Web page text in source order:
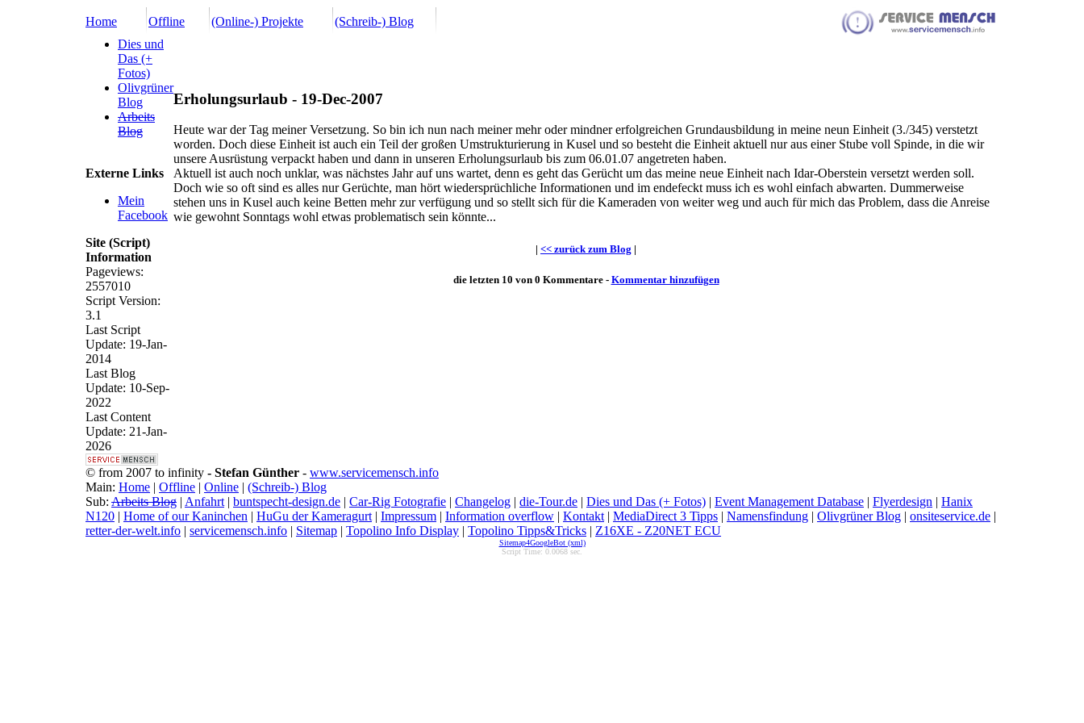
Home Offline (Online-) Projekte
(Schreib-) Blog
Dies und
Das (+
Fotos)
Olivgrüner
Blog
Arbeits
Blog
Externe Links
Mein
Facebook
Site (Script)
Information
Pageviews:
2557010
Script Version:
3.1
Last Script
Update: 19-Jan-
2014
Last Blog
Update: 10-Sep-
2022
Last Content
Update: 21-Jan-
2026
Erholungsurlaub - 19-Dec-2007
Heute war der Tag meiner Versetzung. So bin ich nun nach meiner mehr oder mindner erfolgreichen Grundausbildung in meine neun Einheit (3./345) verstetzt
worden. Doch diese Einheit ist auch ein Teil der großen Umstrukturierung in Kusel und so besteht die Einheit aktuell nur aus einer Stube voll Spinde, in die wir
unsere Ausrüstung verpackt haben und dann in unseren Erholungsurlaub bis zum 06.01.07 angetreten haben.
Aktuell ist auch noch unklar, was nächstes Jahr auf uns wartet, denn es geht das Gerücht um das meine neue Einheit nach Idar-Oberstein versetzt werden soll.
Doch wie so oft sind es alles nur Gerüchte, man hört wiedersprüchliche Informationen und im endefeckt muss ich es wohl einfach abwarten. Dummerweise
stehen uns in Kusel auch keine Betten mehr zur verfügung und so stellt sich für die Kameraden von weiter weg und auch für mich das Problem, dass die Anreise
wie gewohnt Sonntags wohl etwas problematisch sein könnte...
| << zurück zum Blog |
die letzten 10 von 0 Kommentare - Kommentar hinzufügen
© from 2007 to infinity - Stefan Günther - www.servicemensch.info
Main: Home | Offline | Online | (Schreib-) Blog
Sub: Arbeits Blog | Anfahrt | buntspecht-design.de | Car-Rig Fotografie | Changelog | die-Tour.de | Dies und Das (+ Fotos) | Event Management Database | Flyerdesign | Hanix
N120 | Home of our Kaninchen | HuGu der Kameragurt | Impressum | Information overflow | Kontakt | MediaDirect 3 Tipps | Namensfindung | Olivgrüner Blog | onsiteservice.de |
retter-der-welt.info | servicemensch.info | Sitemap | Topolino Info Display | Topolino Tipps&Tricks | Z16XE - Z20NET ECU
Sitemap4GoogleBot (xml)
Script Time: 0.0068 sec.